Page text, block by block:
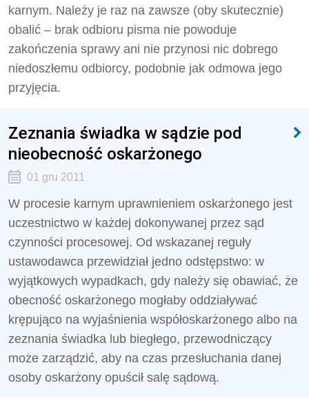
karnym. Należy je raz na zawsze (oby skutecznie)
obalić – brak odbioru pisma nie powoduje
zakończenia sprawy ani nie przynosi nic dobrego
niedoszłemu odbiorcy, podobnie jak odmowa jego
przyjęcia.
Zeznania świadka w sądzie pod
nieobecność oskarżonego
01 gru 2011
W procesie karnym uprawnieniem oskarżonego jest
uczestnictwo w każdej dokonywanej przez sąd
czynności procesowej. Od wskazanej reguły
ustawodawca przewidział jedno odstępstwo: w
wyjątkowych wypadkach, gdy należy się obawiać, że
obecność oskarżonego mogłaby oddziaływać
krępująco na wyjaśnienia współoskarżonego albo na
zeznania świadka lub biegłego, przewodniczący
może zarządzić, aby na czas przesłuchania danej
osoby oskarżony opuścił salę sądową.